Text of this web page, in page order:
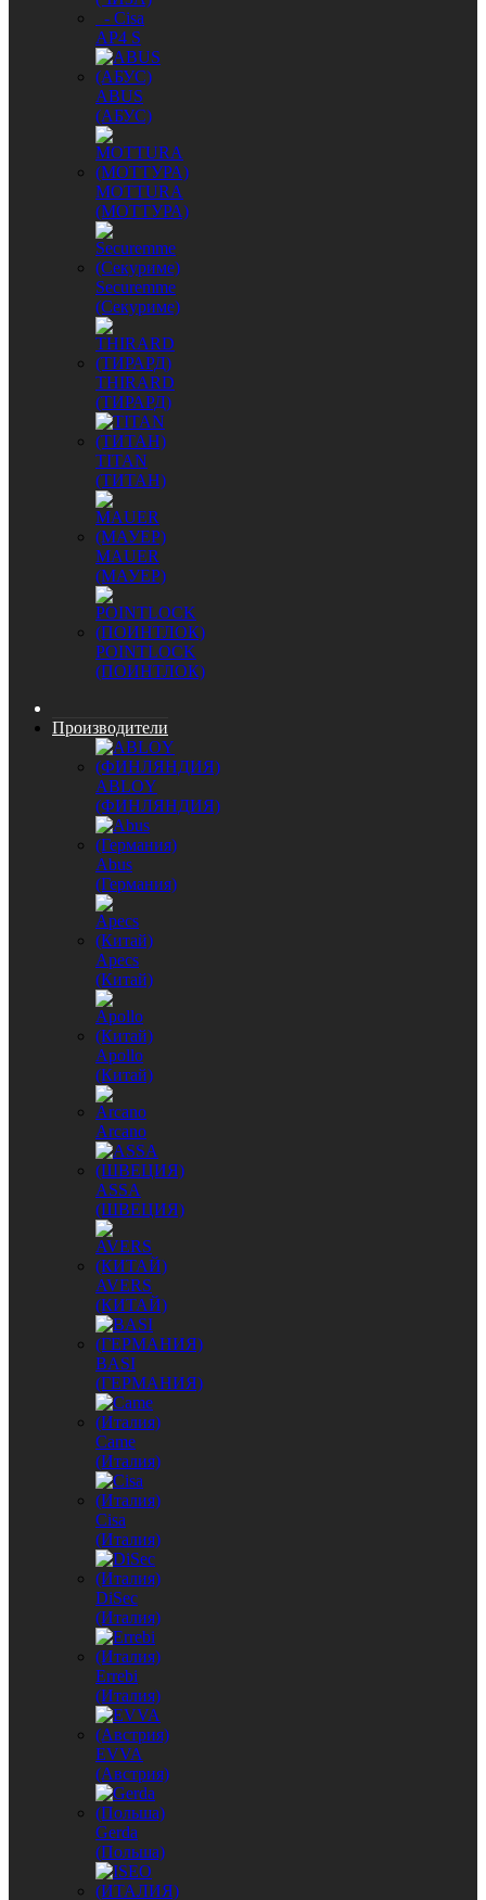
- Cisa
AP4 S
ABUS
(АБУС)
MОTTURA
(МОТТУРА)
Securemme
(Секуриме)
THIRARD
(ТИРАРД)
TITAN
(ТИТАН)
MAUER
(МАУЕР)
POINTLOCK
(ПОИНТЛОК)
Производители
ABLOY
(ФИНЛЯНДИЯ)
Abus
(Германия)
Apecs
(Китай)
Apollo
(Китай)
Arcano
ASSA
(ШВЕЦИЯ)
AVERS
(КИТАЙ)
BASI
(ГЕРМАНИЯ)
Came
(Италия)
Cisa
(Италия)
DiSec
(Италия)
Errebi
(Италия)
EVVA
(Австрия)
Gerda
(Польша)